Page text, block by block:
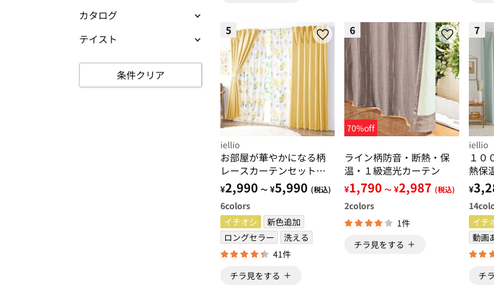
カタログ
テイスト
条件クリア
5
iellio
お部屋が華やかになる柄
レースカーテンセット＜
４枚組・洗える・３級遮
光・新生活・一人暮ら
し・引っ越し・模様替え
＞
¥2,990 ～ ¥5,990 (税込)
6colors
イチオシ
新色追加
ロングセラー
洗える
41件
チラ見をする
6
70%off
ライン柄防音・断熱・保
温・１級遮光カーテン
¥1,790 ～ ¥2,987 (税込)
2colors
1件
チラ見をする
7
iellio
１０
熱保
ース
４枚
地・
¥
14
イチ
動画
チ